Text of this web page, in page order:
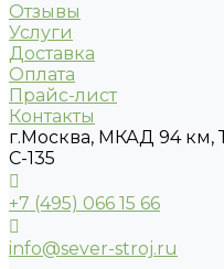
Отзывы
Услуги
Доставка
Оплата
Прайс-лист
Контакты
г.Москва, МКАД 94 км,
С-135
+7 (495) 066 15 66
info@sever-stroj.ru